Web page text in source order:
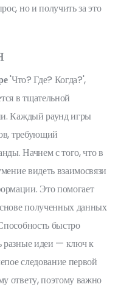
но и получить за это
'Что? Где? Когда?',
в тщательной
Каждый раунд игры
требующий
Начнем с того, что в
видеть взаимосвязи
Это помогает
полученных данных
быстро
разные идеи — ключ к
следование первой
ответу, поэтому важно